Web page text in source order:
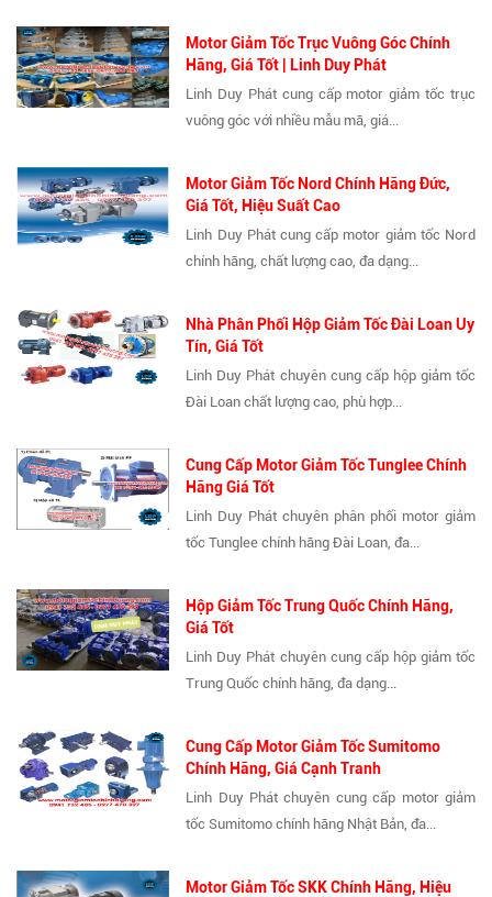
Motor Giảm Tốc Trục Vuông Góc Chính
Hãng, Giá Tốt | Linh Duy Phát
Linh Duy Phát cung cấp motor giảm tốc trục
vuông góc với nhiều mẫu mã, giá...
Motor Giảm Tốc Nord Chính Hãng Đức,
Giá Tốt, Hiệu Suất Cao
Linh Duy Phát cung cấp motor giảm tốc Nord
chính hãng, chất lượng cao, đa dạng...
Nhà Phân Phối Hộp Giảm Tốc Đài Loan Uy
Tín, Giá Tốt
Linh Duy Phát chuyên cung cấp hộp giảm tốc
Đài Loan chất lượng cao, phù hợp...
Cung Cấp Motor Giảm Tốc Tunglee Chính
Hãng Giá Tốt
Linh Duy Phát chuyên phân phối motor giảm
tốc Tunglee chính hãng Đài Loan, đa...
Hộp Giảm Tốc Trung Quốc Chính Hãng,
Giá Tốt
Linh Duy Phát chuyên cung cấp hộp giảm tốc
Trung Quốc chính hãng, đa dạng...
Cung Cấp Motor Giảm Tốc Sumitomo
Chính Hãng, Giá Cạnh Tranh
Linh Duy Phát chuyên cung cấp motor giảm
tốc Sumitomo chính hãng Nhật Bản, đa...
Motor Giảm Tốc SKK Chính Hãng, Hiệu